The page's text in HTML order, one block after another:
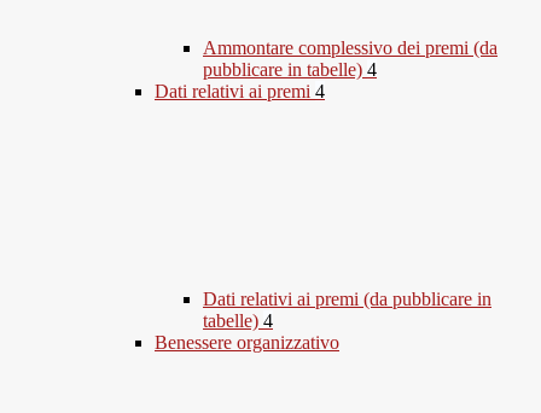
Ammontare complessivo dei premi (da
pubblicare in tabelle) 4
Dati relativi ai premi 4
Dati relativi ai premi (da pubblicare in
tabelle) 4
Benessere organizzativo